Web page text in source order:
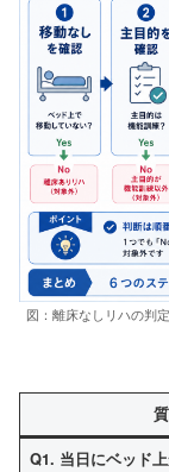
図：離床なしリハの判
Q1. 当日にベッド